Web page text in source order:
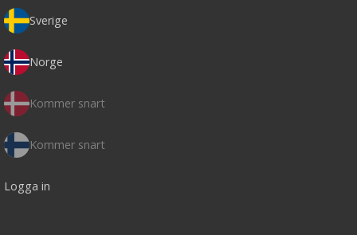
Sverige
Norge
Kommer snart
Kommer snart
Logga in